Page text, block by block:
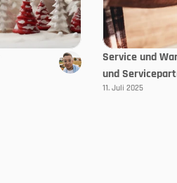
Service und
und
11. Juli 2025